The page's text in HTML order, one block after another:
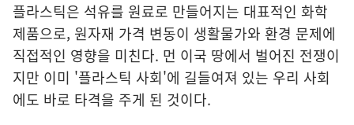
플라스틱은 석유를 원료로 만들어지는 대표적인 화학
제품으로, 원자재 가격 변동이 생활물가와 환경 문제에
직접적인 영향을 미친다. 먼 이국 땅에서 벌어진 전쟁이
지만 이미 '플라스틱 사회'에 길들여져 있는 우리 사회
에도 바로 타격을 주게 된 것이다.